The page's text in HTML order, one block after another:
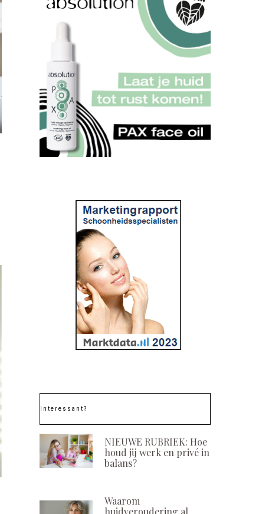
Interessant?
NIEUWE RUBRIEK: Hoe
houd jij werk en privé in
balans?
Waarom
huidveroudering al